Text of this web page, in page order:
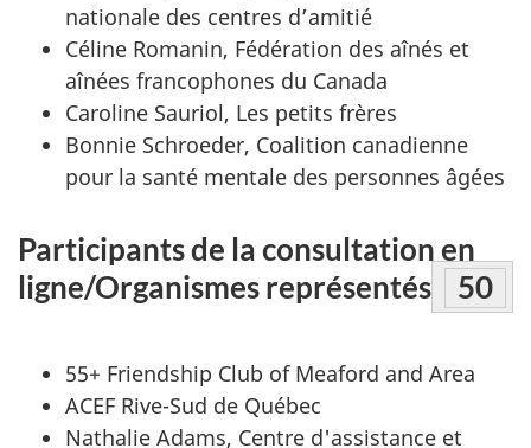
nationale des centres d’amitié
Céline Romanin, Fédération des aînés et
aînées francophones du Canada
Caroline Sauriol, Les petits frères
Bonnie Schroeder, Coalition canadienne
pour la santé mentale des personnes âgées
Participants de la consultation en
ligne/Organismes représentés
50
55+ Friendship Club of Meaford and Area
ACEF Rive-Sud de Québec
Nathalie Adams, Centre d'assistance et